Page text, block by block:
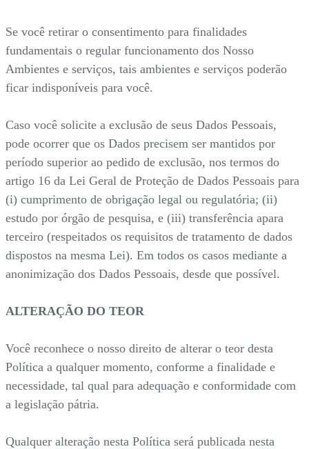
Se você retirar o consentimento para finalidades
fundamentais o regular funcionamento dos Nosso
Ambientes e serviços, tais ambientes e serviços poderão
ficar indisponíveis para você.
Caso você solicite a exclusão de seus Dados Pessoais,
pode ocorrer que os Dados precisem ser mantidos por
período superior ao pedido de exclusão, nos termos do
artigo 16 da Lei Geral de Proteção de Dados Pessoais para
(i) cumprimento de obrigação legal ou regulatória; (ii)
estudo por órgão de pesquisa, e (iii) transferência apara
terceiro (respeitados os requisitos de tratamento de dados
dispostos na mesma Lei). Em todos os casos mediante a
anonimização dos Dados Pessoais, desde que possível.
ALTERAÇÃO DO TEOR
Você reconhece o nosso direito de alterar o teor desta
Política a qualquer momento, conforme a finalidade e
necessidade, tal qual para adequação e conformidade com
a legislação pátria.
Qualquer alteração nesta Política será publicada nesta